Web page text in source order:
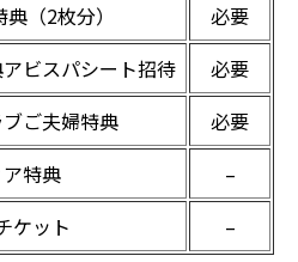
（2枚分）
必要
ビスパシート招待
必要
ご夫婦特典
必要
ア特典
–
ケット
–